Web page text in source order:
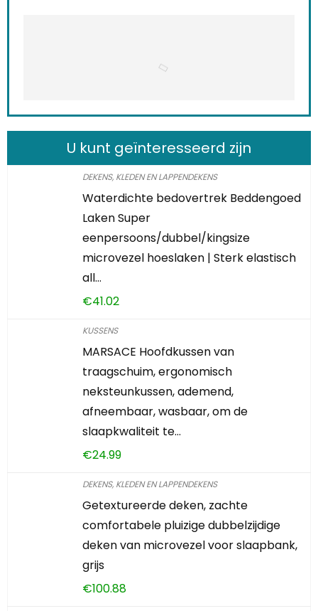
U kunt geïnteresseerd zijn
DEKENS, KLEDEN EN LAPPENDEKENS
Waterdichte bedovertrek Beddengoed
Laken Super
eenpersoons/dubbel/kingsize
microvezel hoeslaken | Sterk elastisch
all…
€41.02
KUSSENS
MARSACE Hoofdkussen van
traagschuim, ergonomisch
neksteunkussen, ademend,
afneembaar, wasbaar, om de
slaapkwaliteit te…
€24.99
DEKENS, KLEDEN EN LAPPENDEKENS
Getextureerde deken, zachte
comfortabele pluizige dubbelzijdige
deken van microvezel voor slaapbank,
grijs
€100.88